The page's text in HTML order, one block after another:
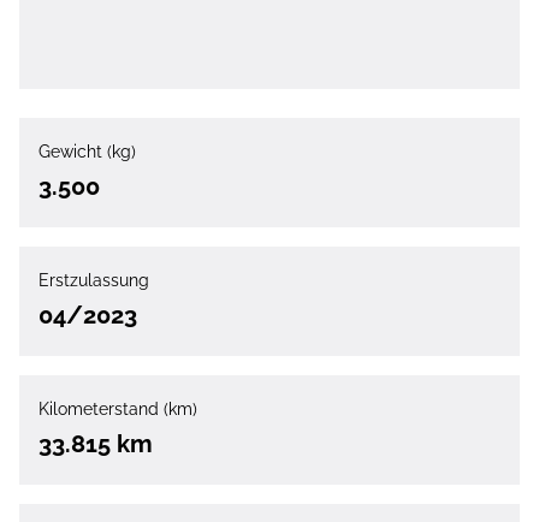
Gewicht (kg)
3.500
Erstzulassung
04/2023
Kilometerstand (km)
33.815 km